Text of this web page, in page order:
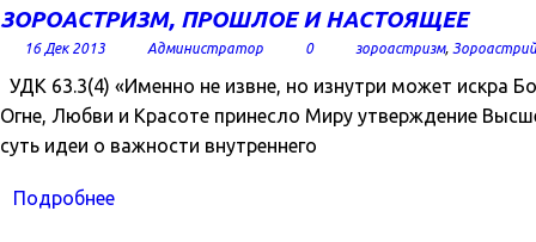
ЗОРОАСТРИЗМ, ПРОШЛОЕ И НАСТОЯЩЕЕ
16 Дек 2013 Администратор 0 зороастризм,
УДК 63.3(4) «Именно не извне, но изнутри может искра
Огне, Любви и Красоте принесло Миру утверждение
суть идеи о важности внутреннего
Подробнее